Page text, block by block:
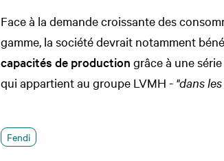
Face à la demande croissante des
gamme, la société devrait notamment
capacités de production grâce à une
qui appartient au groupe LVMH - "dans
Fendi